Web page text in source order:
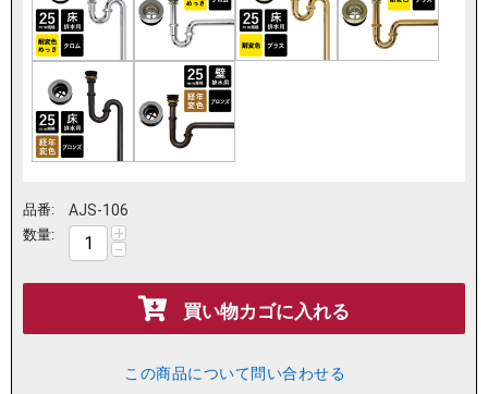
品番: AJS-106
数量: +
−
買い物カゴに入れる
この商品について問い合わせる